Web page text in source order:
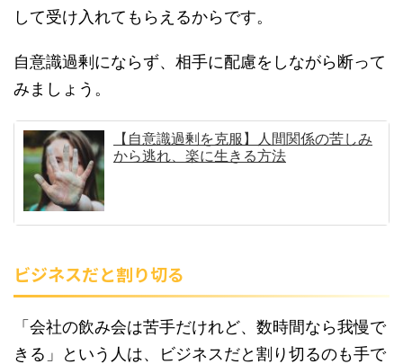
して受け入れてもらえるからです。
自意識過剰にならず、相手に配慮をしながら断って
みましょう。
【自意識過剰を克服】人間関係の苦しみ
から逃れ、楽に生きる方法
ビジネスだと割り切る
「会社の飲み会は苦手だけれど、数時間なら我慢で
きる」という人は、ビジネスだと割り切るのも手で